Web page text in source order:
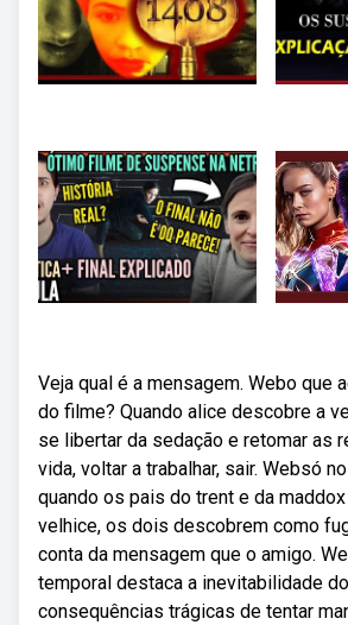
Veja qual é a mensagem. Webo que
do filme? Quando alice descobre a
se libertar da sedação e retomar as
vida, voltar a trabalhar, sair. Websó
quando os pais do trent e da
velhice, os dois descobrem como
conta da mensagem que o amigo.
temporal destaca a inevitabilidade
consequências trágicas de tentar